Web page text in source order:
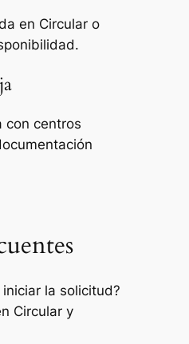
en Circular o
con centros
la solicitud?
Circular y